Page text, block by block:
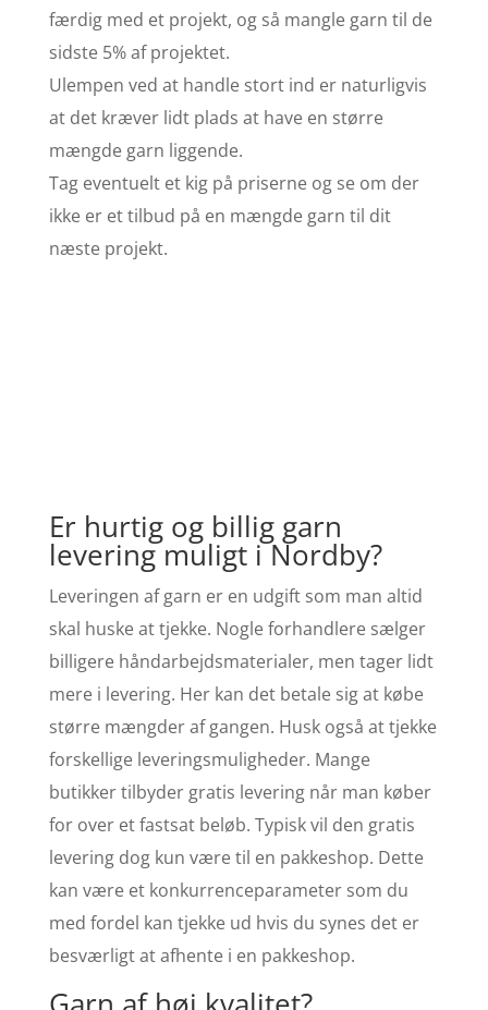
færdig med et projekt, og så mangle garn til de
sidste 5% af projektet.
Ulempen ved at handle stort ind er naturligvis
at det kræver lidt plads at have en større
mængde garn liggende.
Tag eventuelt et kig på priserne og se om der
ikke er et tilbud på en mængde garn til dit
næste projekt.
Er hurtig og billig garn
levering muligt i Nordby?
Leveringen af garn er en udgift som man altid
skal huske at tjekke. Nogle forhandlere sælger
billigere håndarbejdsmaterialer, men tager lidt
mere i levering. Her kan det betale sig at købe
større mængder af gangen. Husk også at tjekke
forskellige leveringsmuligheder. Mange
butikker tilbyder gratis levering når man køber
for over et fastsat beløb. Typisk vil den gratis
levering dog kun være til en pakkeshop. Dette
kan være et konkurrenceparameter som du
med fordel kan tjekke ud hvis du synes det er
besværligt at afhente i en pakkeshop.